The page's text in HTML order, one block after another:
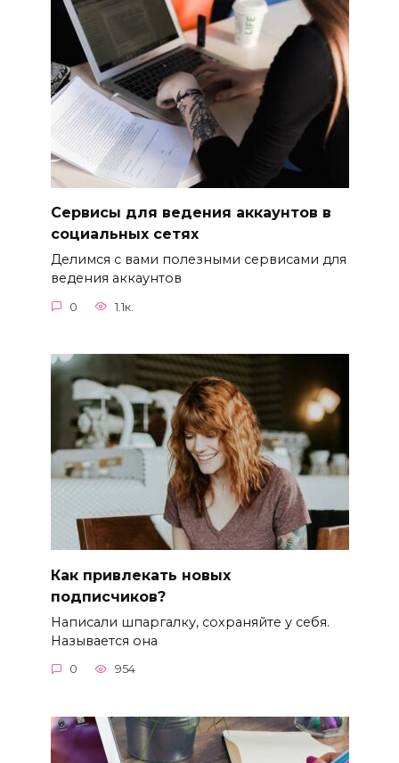
Сервисы для ведения аккаунтов в
социальных сетях
Делимся с вами полезными сервисами для
ведения аккаунтов
0 1.1к.
Как привлекать новых
подписчиков?
Написали шпаргалку, сохраняйте у себя.
Называется она
0 954